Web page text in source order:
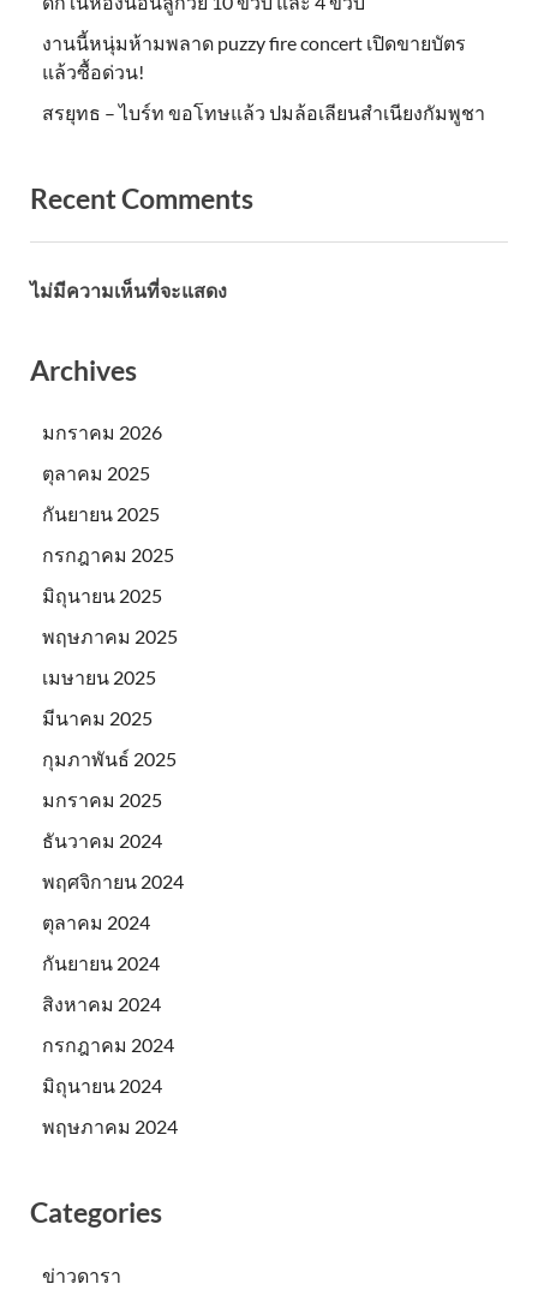
งานนี้หนุ่มห้ามพลาด puzzy fire concert เปิดขายบัตร
แล้วซื้อด่วน!
สรยุทธ – ไบร์ท ขอโทษแล้ว ปมล้อเลียนสำเนียงกัมพูชา
Recent Comments
ไม่มีความเห็นที่จะแสดง
Archives
มกราคม 2026
ตุลาคม 2025
กันยายน 2025
กรกฎาคม 2025
มิถุนายน 2025
พฤษภาคม 2025
เมษายน 2025
มีนาคม 2025
กุมภาพันธ์ 2025
มกราคม 2025
ธันวาคม 2024
พฤศจิกายน 2024
ตุลาคม 2024
กันยายน 2024
สิงหาคม 2024
กรกฎาคม 2024
มิถุนายน 2024
พฤษภาคม 2024
Categories
ข่าวดารา